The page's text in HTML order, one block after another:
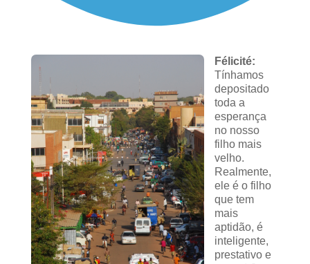
Félicité:
Tínhamos
depositado
toda a
esperança
no nosso
filho mais
velho.
Realmente,
ele é o filho
que tem
mais
aptidão, é
inteligente,
prestativo e